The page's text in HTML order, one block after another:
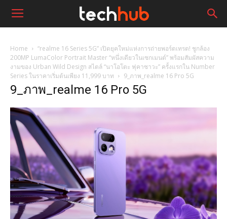
Home
“realme 16 Series 5G” เปิดยุคใหม่แห่งการถ่ายพอร์ตเทรต! ชูกล้อง
200MP LumaColor Portrait Master “หนึ่งเดียวในเซกเมนต์” พร้อมสัมผัสความ
งามของ Urban Wild Design สไตล์ “นาโอโตะ ฟุคาซาวะ” ครั้งแรกใน Number
Series ในราคาเริ่มต้นเพียง 11,999 บาท
9_ภาพ_realme 16 Pro 5G
9_ภาพ_realme 16 Pro 5G